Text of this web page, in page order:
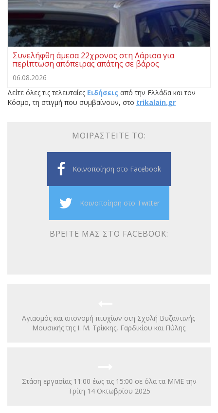
Συνελήφθη άμεσα 22χρονος στη Λάρισα για
περίπτωση απόπειρας απάτης σε βάρος
06.08.2026
Δείτε όλες τις τελευταίες Ειδήσεις από την Ελλάδα και τον
Κόσμο, τη στιγμή που συμβαίνουν, στο trikalain.gr
ΜΟΙΡΑΣΤΕΊΤΕ ΤΟ:
Κοινοποίηση στο Facebook
Κοινοποίηση στο Twitter
ΒΡΕΊΤΕ ΜΑΣ ΣΤΟ FACEBOOK:
Αγιασμός και απονομή πτυχίων στη Σχολή Βυζαντινής
Μουσικής της Ι. Μ. Τρίκκης, Γαρδικίου και Πύλης
Στάση εργασίας 11:00 έως τις 15:00 σε όλα τα ΜΜΕ την
Τρίτη 14 Οκτωβρίου 2025